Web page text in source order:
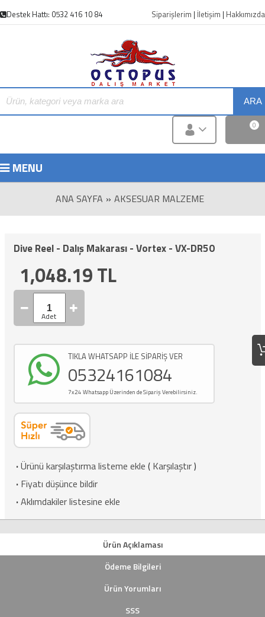
Destek Hattı: 0532 416 10 84 Siparişlerim | İletişim | Hakkımızda
ARA
0
MENU
ANA SAYFA » AKSESUAR MALZEME
Dive Reel - Dalış Makarası - Vortex - VX-DR50
1,048.19TL
TIKLA WHATSAPP İLE SİPARİŞ VER
05324161084
7x24 Whatsapp Üzerinden de Sipariş Verebilirsiniz.
·Ürünü karşılaştırma listeme ekle ( Karşılaştır)
· Fiyatı düşünce bildir
·Aklımdakiler listesine ekle
Ürün Açıklaması
Ödeme Bilgileri
Ürün Yorumları
SSS